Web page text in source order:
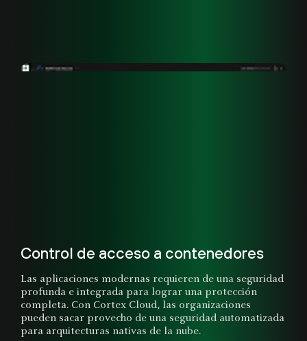
Control de acceso a contenedores
Las aplicaciones modernas requieren de una seguridad
profunda e integrada para lograr una protección
completa. Con Cortex Cloud, las organizaciones
pueden sacar provecho de una seguridad automatizada
para arquitecturas nativas de la nube.